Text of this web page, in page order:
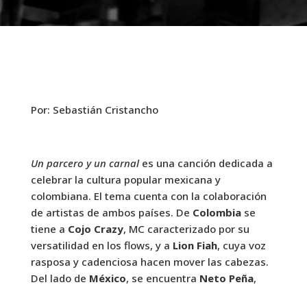
Por: Sebastián Cristancho
Un parcero y un carnales una canción dedicada a
celebrar la cultura popular mexicana y
colombiana. El tema cuenta con la colaboración
de artistas de ambos países. De Colombiase
tiene a Cojo Crazy, MC caracterizado por su
versatilidad en los flows, y a Lion Fiah, cuya voz
rasposa y cadenciosa hacen mover las cabezas.
Del lado de México, se encuentra Neto Peña,